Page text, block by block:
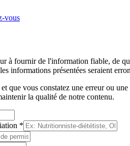
vous
à fournir de l'information fiable, de
informations présentées seraient
que vous constatez une erreur ou
la qualité de notre contenu.
*